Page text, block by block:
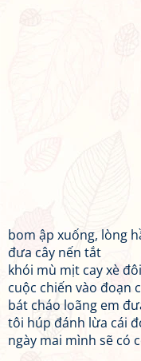
bom ập xuống, lòng
đưa cây nến tắt
khói mù mịt cay xè
cuộc chiến vào đoạn
bát cháo loãng em
tôi húp đánh lừa cái
ngày mai mình sẽ có